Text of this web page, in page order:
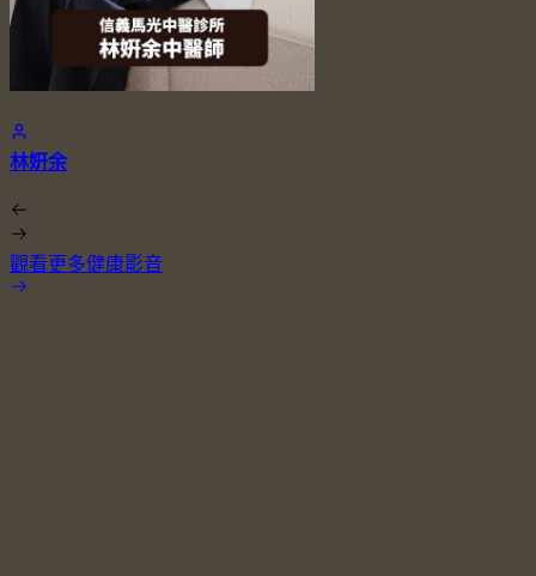
林姸余
觀看更多健康影音